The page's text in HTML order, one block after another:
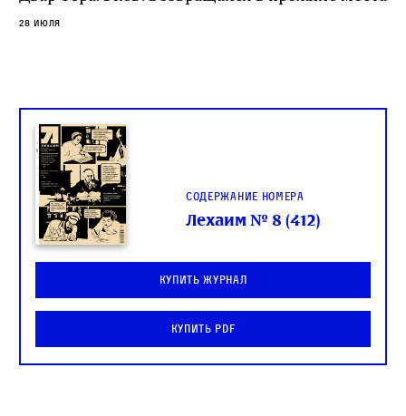
слово в переводе Библии
28 июля
Содержание номера
Лехаим № 8 (412)
Купить журнал
Купить PDF